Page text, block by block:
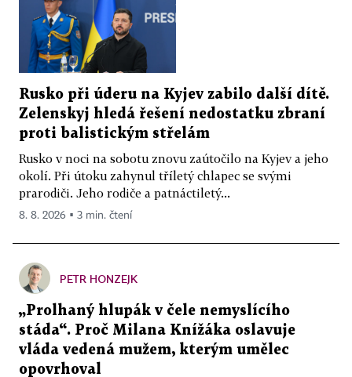
Rusko při úderu na Kyjev zabilo další dítě.
Zelenskyj hledá řešení nedostatku zbraní
proti balistickým střelám
Rusko v noci na sobotu znovu zaútočilo na Kyjev a jeho
okolí. Při útoku zahynul tříletý chlapec se svými
prarodiči. Jeho rodiče a patnáctiletý...
8. 8. 2026 ▪ 3 min. čtení
PETR HONZEJK
„Prolhaný hlupák v čele nemyslícího
stáda“. Proč Milana Knížáka oslavuje
vláda vedená mužem, kterým umělec
opovrhoval